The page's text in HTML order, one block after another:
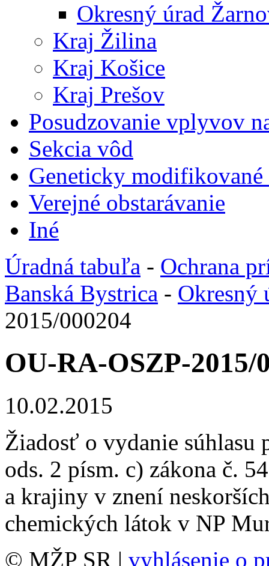
Okresný úrad
Kraj Žilina
Kraj Košice
Kraj Prešov
Posudzovanie vplyvov
Sekcia vôd
Geneticky
Verejné obstarávanie
Iné
Úradná tabuľa - Ochrana
Banská Bystrica - Okresný
2015/000204
OU-RA-OSZP-2015/
10.02.2015
Žiadosť o vydanie súhlasu
ods. 2 písm. c) zákona č.
a krajiny v znení
chemických látok v NP
© MŽP SR | vyhlásenie o